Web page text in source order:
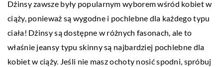
Dżinsy zawsze były popularnym wyborem wśród kobiet w
ciąży, ponieważ są wygodne i pochlebne dla każdego typu
ciała! Dżinsy są dostępne w różnych fasonach, ale to
właśnie jeansy typu skinny są najbardziej pochlebne dla
kobiet w ciąży. Jeśli nie masz ochoty nosić spodni, spróbuj